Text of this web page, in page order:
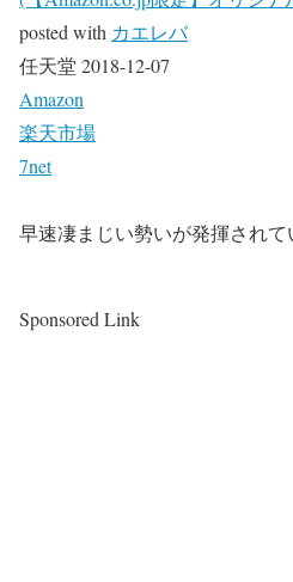
posted with カエレバ
任天堂 2018-12-07
Amazon
楽天市場
7net
早速凄まじい勢いが発揮されて
Sponsored Link